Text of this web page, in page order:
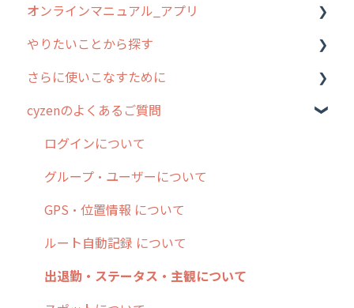
お客様の声を実現しました
1. cyzenについて知ろう
2. 主要機能の概要
3. cyzenの位置情報取得について
4. cyzen利用前の準備：システム管理者編
5. 基本的な使い方：システム管理者編
6. 基本的な使い方：ユーザー編
7. 初心者向けよくある質問集
8. 用語集
9. もっと便利に利用するための設定
管理サイトの使い始め
ユーザー・グループ管理
行動管理
予定管理
スポット
ステータス・主観
報告書・行動種別
勤怠管理
活動通知
オンラインマニュアル_アプリ
アプリの使い始め
ホーム画面
スポット
報告閲覧
予定
日報
履歴
メンバー
やりたいことから探す
行動管理
勤怠管理
予定管理
スポット
ステータス・主観
報告書・行動種別
ユーザー・グループ管理
さらに使いこなすために
はじめに
スポット・ステータス関連オプション
交通費自動計算
安全走行支援
写真管理・高画質化
ダッシュボード（BI）・パフォーマンス
cyzenのよくあるご質問
ログインについて
グループ・ユーザーについて
GPS・位置情報 について
ルート自動記録 について
出退勤・ステータス・主観について